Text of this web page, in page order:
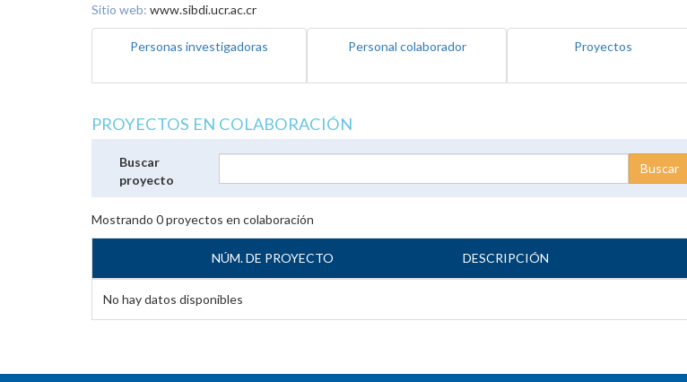
Sitio web: www.sibdi.ucr.ac.cr
Personas investigadoras Personal colaborador Proyectos
PROYECTOS EN COLABORACIÓN
Buscar
proyecto
Mostrando 0proyectos en colaboración
NÚM. DE PROYECTO DESCRIPCIÓN
No hay datos disponibles